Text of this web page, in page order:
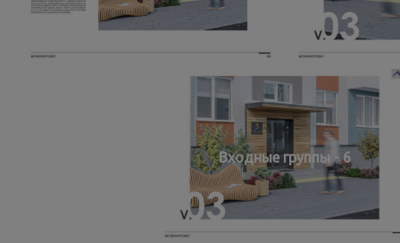
Входные группы - 6